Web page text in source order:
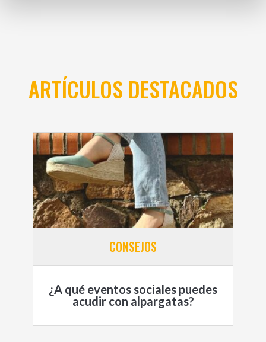
ARTÍCULOS DESTACADOS
CONSEJOS
¿A qué eventos sociales puedes
acudir con alpargatas?